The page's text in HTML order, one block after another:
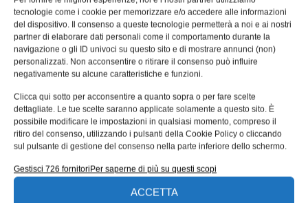
tecnologie come i cookie per memorizzare e/o accedere alle informazioni
del dispositivo. Il consenso a queste tecnologie permetterà a noi e ai nostri
partner di elaborare dati personali come il comportamento durante la
navigazione o gli ID univoci su questo sito e di mostrare annunci (non)
personalizzati. Non acconsentire o ritirare il consenso può influire
negativamente su alcune caratteristiche e funzioni.
Clicca qui sotto per acconsentire a quanto sopra o per fare scelte
dettagliate. Le tue scelte saranno applicate solamente a questo sito. È
possibile modificare le impostazioni in qualsiasi momento, compreso il
ritiro del consenso, utilizzando i pulsanti della Cookie Policy o cliccando
sul pulsante di gestione del consenso nella parte inferiore dello schermo.
Gestisci 726 fornitoriPer saperne di più su questi scopi
ACCETTA
configurabili integrate includono lettore barcode
2D, lettore di Smartcard, modulo WWAN di ultima
generazione LTE (Gobi 5000), connettori per la
replica delle antenne e batteria hot swap. Nella
configurazione standard sono invece inclusi USB
3.0, slot microSD e microSIM, jack per gli auricolari
e DC-In.
Pocket ma rugged
Progettato per l’utilizzo in azienda, il Toughpad FZ-
B2 è testato per resistere a cadute da 150cm**, è